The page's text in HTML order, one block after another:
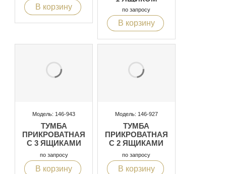
В корзину по запросу
В корзину
Модель: 146-943
ТУМБА
ПРИКРОВАТНАЯ
С 3 ЯЩИКАМИ
по запросу
В корзину
Модель: 146-927
ТУМБА
ПРИКРОВАТНАЯ
С 2 ЯЩИКАМИ
по запросу
В корзину